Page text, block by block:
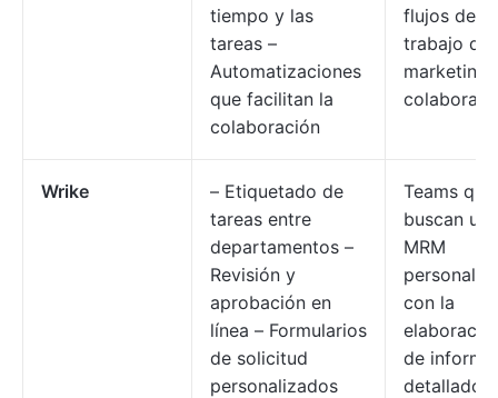
tiempo y las
tareas –
Automatizaciones
que facilitan la
colaboración
flujos de
trabajo de
marketing
Wrike
– Etiquetado de
tareas entre
departamentos –
Revisión y
aprobación en
línea – Formularios
de solicitud
personalizados
Teams que
buscan un
MRM
con la
de
detallados